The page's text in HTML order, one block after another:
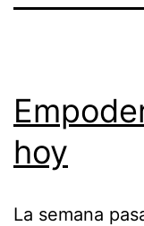
hoy
La semana